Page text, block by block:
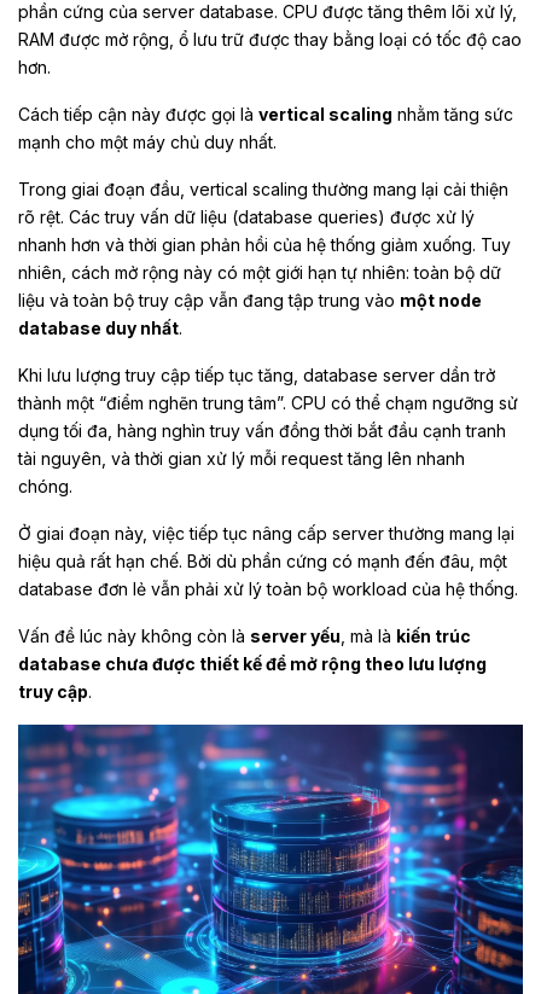
phần cứng của server database. CPU được tăng thêm lõi xử lý,
RAM được mở rộng, ổ lưu trữ được thay bằng loại có tốc độ cao
hơn.
Cách tiếp cận này được gọi là vertical scaling nhằm tăng sức
mạnh cho một máy chủ duy nhất.
Trong giai đoạn đầu, vertical scaling thường mang lại cải thiện
rõ rệt. Các truy vấn dữ liệu (database queries) được xử lý
nhanh hơn và thời gian phản hồi của hệ thống giảm xuống. Tuy
nhiên, cách mở rộng này có một giới hạn tự nhiên: toàn bộ dữ
liệu và toàn bộ truy cập vẫn đang tập trung vào một node
database duy nhất.
Khi lưu lượng truy cập tiếp tục tăng, database server dần trở
thành một “điểm nghẽn trung tâm”. CPU có thể chạm ngưỡng sử
dụng tối đa, hàng nghìn truy vấn đồng thời bắt đầu cạnh tranh
tài nguyên, và thời gian xử lý mỗi request tăng lên nhanh
chóng.
Ở giai đoạn này, việc tiếp tục nâng cấp server thường mang lại
hiệu quả rất hạn chế. Bởi dù phần cứng có mạnh đến đâu, một
database đơn lẻ vẫn phải xử lý toàn bộ workload của hệ thống.
Vấn đề lúc này không còn là server yếu , mà là kiến trúc
database chưa được thiết kế để mở rộng theo lưu lượng
truy cập.